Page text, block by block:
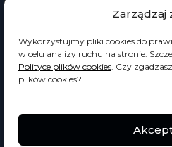
Zarządzaj
Wykorzystujmy pliki cookies do
w celu analizy ruchu na stronie.
Polityce plików cookies. Czy
plików cookies?
Email: biuro@futuriti.pl
© 2022 Wszelkie